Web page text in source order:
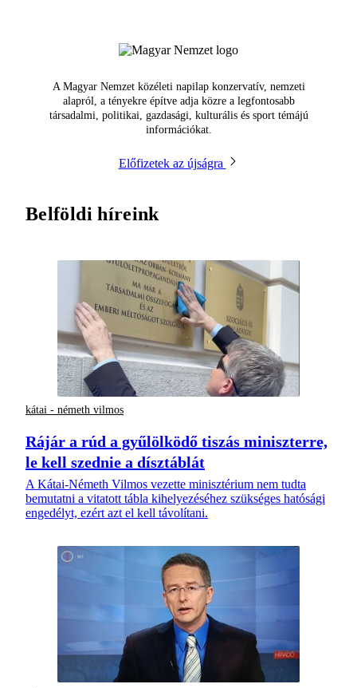
A Magyar Nemzet közéleti napilap konzervatív, nemzeti
alapról, a tényekre építve adja közre a legfontosabb
társadalmi, politikai, gazdasági, kulturális és sport témájú
információkat.
Előfizetek az újságra
Belföldi híreink
kátai - németh vilmos
Rájár a rúd a gyűlölködő tiszás miniszterre,
le kell szednie a dísztáblát
A Kátai-Németh Vilmos vezette minisztérium nem tudta
bemutatni a vitatott tábla kihelyezéséhez szükséges hatósági
engedélyt, ezért azt el kell távolítani.